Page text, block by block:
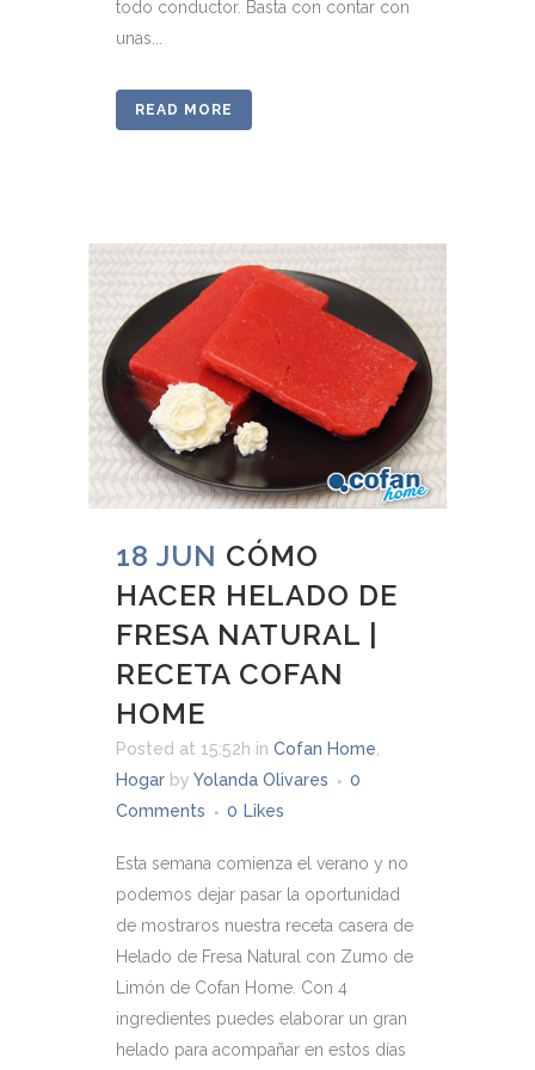
todo conductor. Basta con contar con
unas...
READ MORE
18 JUN CÓMO
HACER HELADO DE
FRESA NATURAL |
RECETA COFAN
HOME
Posted at 15:52h in Cofan Home
Hogar by Yolanda Olivares
0
Comments
0 Likes
Esta semana comienza el verano y no
podemos dejar pasar la oportunidad
de mostraros nuestra receta casera de
Helado de Fresa Natural con Zumo de
Limón de Cofan Home. Con 4
ingredientes puedes elaborar un gran
helado para acompañar en estos días